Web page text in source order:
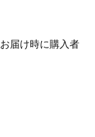
届け時に購入者